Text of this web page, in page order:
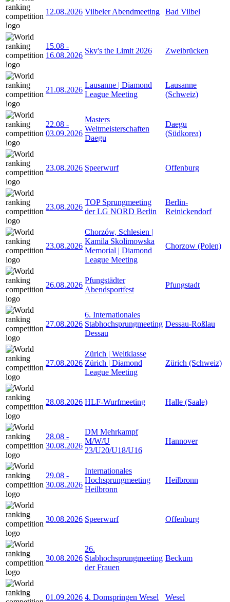
12.08.2026 Vilbeler Abendmeeting Bad Vilbel
15.08 -
16.08.2026
Sky's the Limit 2026 Zweibrücken
21.08.2026
Lausanne | Diamond
League Meeting
Lausanne
(Schweiz)
22.08 -
03.09.2026
Masters
Weltmeisterschaften
Daegu
Daegu
(Südkorea)
23.08.2026 Speerwurf Offenburg
23.08.2026
TOP Sprungmeeting
der LG NORD Berlin
Berlin-
Reinickendorf
23.08.2026
Chorzów, Schlesien |
Kamila Skolimowska
Memorial | Diamond
League Meeting
Chorzow (Polen)
26.08.2026
Pfungstädter
Abendsportfest
Pfungstadt
27.08.2026
6. Internationales
Stabhochsprungmeeting
Dessau
Dessau-Roßlau
27.08.2026
Zürich | Weltklasse
Zürich | Diamond
League Meeting
Zürich (Schweiz)
28.08.2026 HLF-Wurfmeeting Halle (Saale)
28.08 -
30.08.2026
DM Mehrkampf
M/W/U
23/U20/U18/U16
Hannover
29.08 -
30.08.2026
Internationales
Hochsprungmeeting
Heilbronn
Heilbronn
30.08.2026 Speerwurf Offenburg
30.08.2026
26.
Stabhochsprungmeeting
der Frauen
Beckum
01.09.2026 4. Domspringen Wesel Wesel